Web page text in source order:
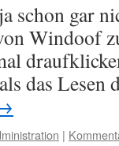
schon gar
Windoof
das Lesen
|